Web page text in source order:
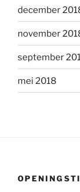
december
november
september
mei 2018